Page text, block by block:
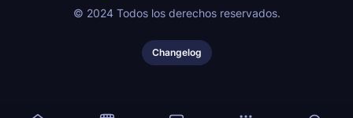
© 2024 Todos los derechos reservados.
Changelog